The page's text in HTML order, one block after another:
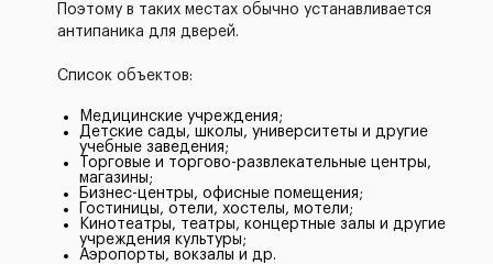
Поэтому в таких местах обычно устанавливается
антипаника для дверей.
Список объектов:
Медицинские учреждения;
Детские сады, школы, университеты и другие
учебные заведения;
Торговые и торгово-развлекательные центры,
магазины;
Бизнес-центры, офисные помещения;
Гостиницы, отели, хостелы, мотели;
Кинотеатры, театры, концертные залы и другие
учреждения культуры;
Аэропорты, вокзалы и др.